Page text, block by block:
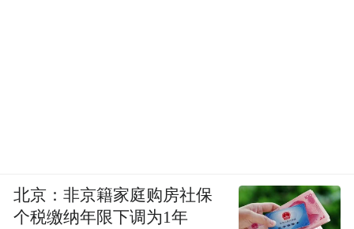
北京：非京籍家庭购房社保
个税缴纳年限下调为1年